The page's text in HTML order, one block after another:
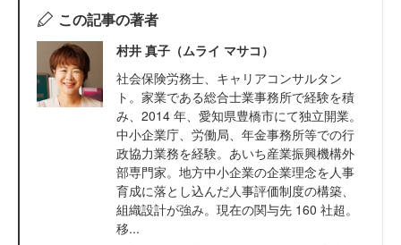
この記事の著者
村井 真子（ムライ マサコ）
社会保険労務士、キャリアコンサルタン
ト。家業である総合士業事務所で経験を積
み、2014 年、愛知県豊橋市にて独立開業。
中小企業庁、労働局、年金事務所等での行
政協力業務を経験。あいち産業振興機構外
部専門家。地方中小企業の企業理念を人事
育成に落とし込んだ人事評価制度の構築、
組織設計が強み。現在の関与先 160 社超。
移...